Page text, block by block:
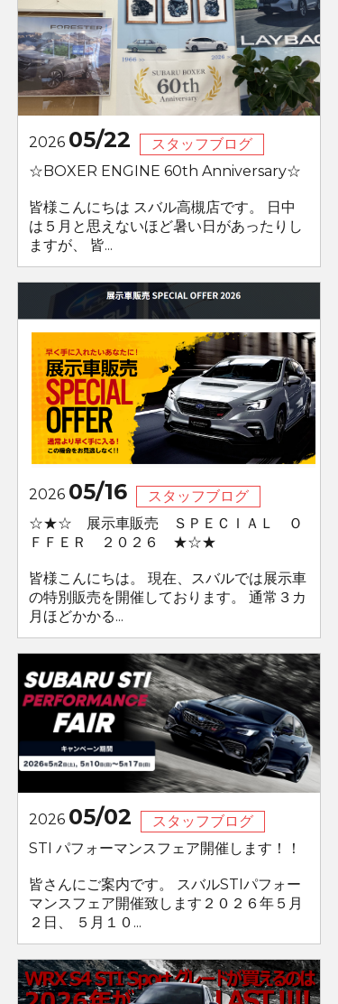
2026 05/22
スタッフブログ
☆BOXER ENGINE 60th Anniversary☆
皆様こんにちは スバル高槻店です。 日中
は５月と思えないほど暑い日があったりし
ますが、 皆...
2026 05/16
スタッフブログ
☆★☆ 展示車販売 ＳＰＥＣＩＡＬ Ｏ
ＦＦＥＲ ２０２６ ★☆★
皆様こんにちは。 現在、スバルでは展示車
の特別販売を開催しております。 通常３カ
月ほどかかる...
2026 05/02
スタッフブログ
STI パフォーマンスフェア開催します！！
皆さんにご案内です。 スバルSTIパフォー
マンスフェア開催致します２０２６年５月
２日、 ５月１０...